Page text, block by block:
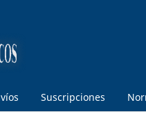
Suscripciones